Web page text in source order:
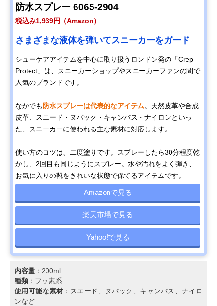
防水スプレー 6065-2904
税込み1,939円（Amazon）
さまざまな液体を弾いてスニーカーをガード
シューケアアイテムを中心に取り扱うロンドン発の「Crep
Protect」は、スニーカーショップやスニーカーファンの間で
人気のブランドです。
なかでも 防水スプレーは代表的なアイテム。天然皮革や合成
皮革、スエード・ヌバック・キャンバス・ナイロンといっ
た、スニーカーに使われる主な素材に対応します。
使い方のコツは、二度塗りです。スプレーしたら30分程度乾
かし、2回目も同じようにスプレー。水や汚れをよく弾き、
お気に入りの靴をきれいな状態で保てるアイテムです。
Amazonで見る
楽天市場で見る
Yahoo!で見る
内容量 ：200ml
種類 ：フッ素系
使用可能な素材 ：スエード、ヌバック、キャンバス、ナイロ
ンなど